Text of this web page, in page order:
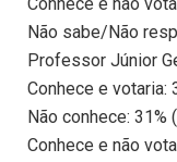
Não sabe/Não
Professor Júnior
Conhece e votaria:
Não conhece: 31%
Conhece e não